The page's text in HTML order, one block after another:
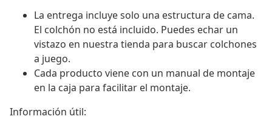
La entrega incluye solo una estructura de cama.
El colchón no está incluido. Puedes echar un
vistazo en nuestra tienda para buscar colchones
a juego.
Cada producto viene con un manual de montaje
en la caja para facilitar el montaje.
Información útil: